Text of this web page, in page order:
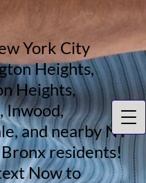
York City
Heights,
Heights,
Inwood,
and nearby NY
residents!
Now to